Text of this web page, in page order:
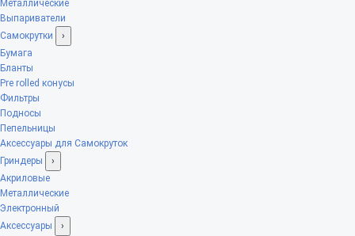
Металлические
Выпариватели
Самокрутки
›
Бумага
Бланты
Pre rolled конусы
Фильтры
Подносы
Пепельницы
Аксессуары для Самокруток
Гриндеры
›
Акриловые
Металлические
Электронный
Аксессуары
›